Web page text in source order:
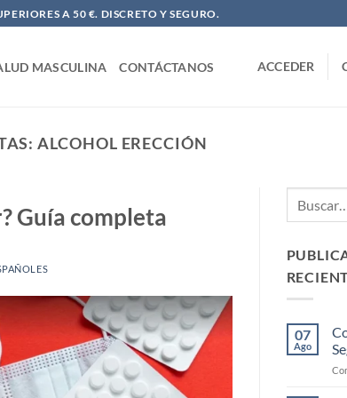
A 50 €. DISCRETO Y SEGURO.
MASCULINA CONTÁCTANOS ACCEDER
ALCOHOL ERECCIÓN
Guía completa
07
Ago